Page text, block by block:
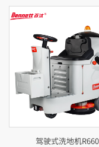
驾驶式洗地机